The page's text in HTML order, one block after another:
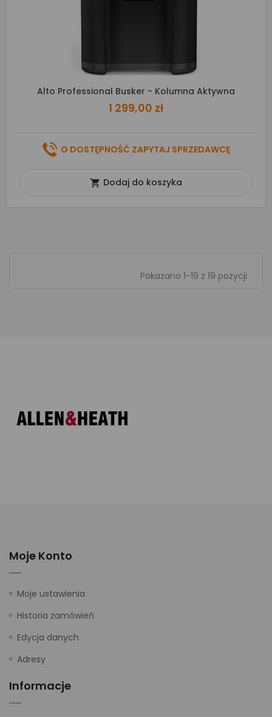
Alto Professional Busker - Kolumna Aktywna
1 299,00 zł
O DOSTĘPNOŚĆ ZAPYTAJ SPRZEDAWCĘ
 Dodaj do koszyka
Pokazano 1-19 z 19 pozycji
Moje Konto
Moje ustawienia
Historia zamówień
Edycja danych
Adresy
Informacje